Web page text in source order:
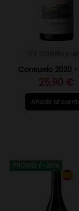
Consuelo 2020
25,90 €
Añadir al
PROMO / -25%